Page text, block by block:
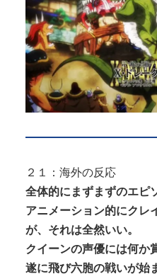
２１：海外の反応
全体的にまずまずのエピ
アニメーション的にクレ
が、それは全然いい。
クイーンの声優には何か
遂に飛び六胞の戦いが始